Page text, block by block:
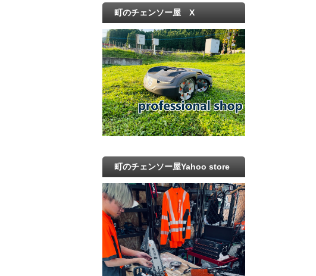
町のチェンソー屋 X
町のチェンソー屋Yahoo store